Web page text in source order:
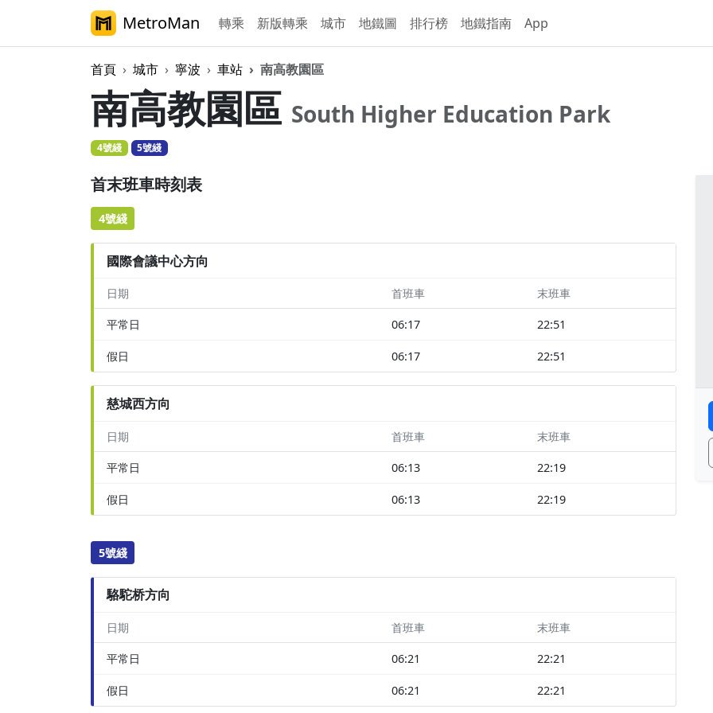
MetroMan 轉乘 新版轉乘 城市 地鐵圖 排行榜 地鐵指南 App
首頁 城市 寧波 車站 南高教園區
南高教園區 South Higher Education Park
4號綫 5號綫
首末班車時刻表
4號綫
國際會議中心方向
日期 首班車 末班車
平常日 06:17 22:51
假日 06:17 22:51
慈城西方向
日期 首班車 末班車
平常日 06:13 22:19
假日 06:13 22:19
5號綫
駱駝桥方向
日期 首班車 末班車
平常日 06:21 22:21
假日 06:21 22:21